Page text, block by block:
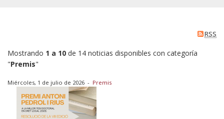
RSS
Mostrando 1 a 10 de 14 noticias disponibles con categoría
"Premis"
Miércoles, 1 de julio de 2026 - Premis